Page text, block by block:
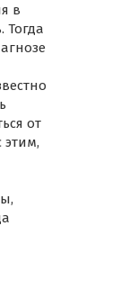
в
Тогда
от
этим,